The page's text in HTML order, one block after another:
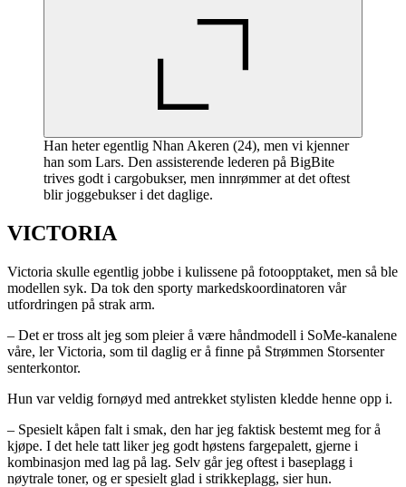
Han heter egentlig Nhan Akeren (24), men vi kjenner
han som Lars. Den assisterende lederen på BigBite
trives godt i cargobukser, men innrømmer at det oftest
blir joggebukser i det daglige.
VICTORIA
Victoria skulle egentlig jobbe i kulissene på fotoopptaket, men så ble
modellen syk. Da tok den sporty markedskoordinatoren vår
utfordringen på strak arm.
– Det er tross alt jeg som pleier å være håndmodell i SoMe-kanalene
våre, ler Victoria, som til daglig er å finne på Strømmen Storsenter
senterkontor.
Hun var veldig fornøyd med antrekket stylisten kledde henne opp i.
– Spesielt kåpen falt i smak, den har jeg faktisk bestemt meg for å
kjøpe. I det hele tatt liker jeg godt høstens fargepalett, gjerne i
kombinasjon med lag på lag. Selv går jeg oftest i baseplagg i
nøytrale toner, og er spesielt glad i strikkeplagg, sier hun.